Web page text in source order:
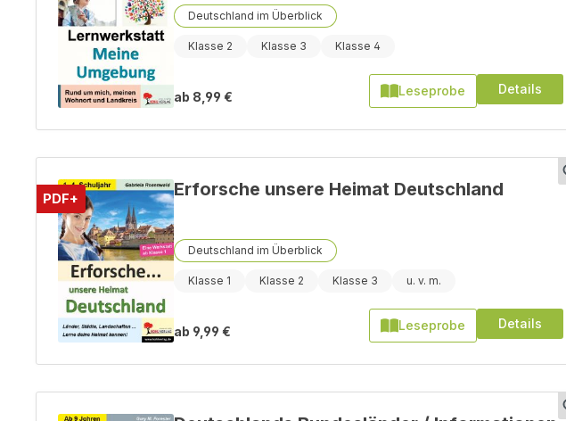
Deutschland im Überblick
Klasse 2 Klasse 3 Klasse 4
ab 8,99 € Leseprobe Details
PDF+ Erforsche unsere Heimat Deutschland
Deutschland im Überblick
Klasse 1 Klasse 2 Klasse 3
ab 9,99 € Leseprobe Details